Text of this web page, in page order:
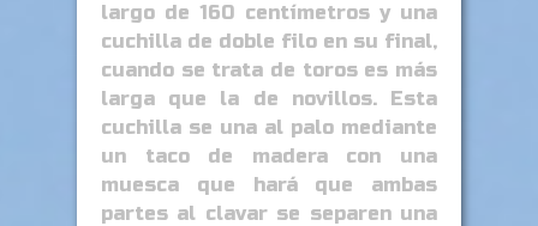
largo de 160 centímetros y una
cuchilla de doble filo en su final,
cuando se trata de toros es más
larga que la de novillos. Esta
cuchilla se una al palo mediante
un taco de madera con una
muesca que hará que ambas
partes al clavar se separen una